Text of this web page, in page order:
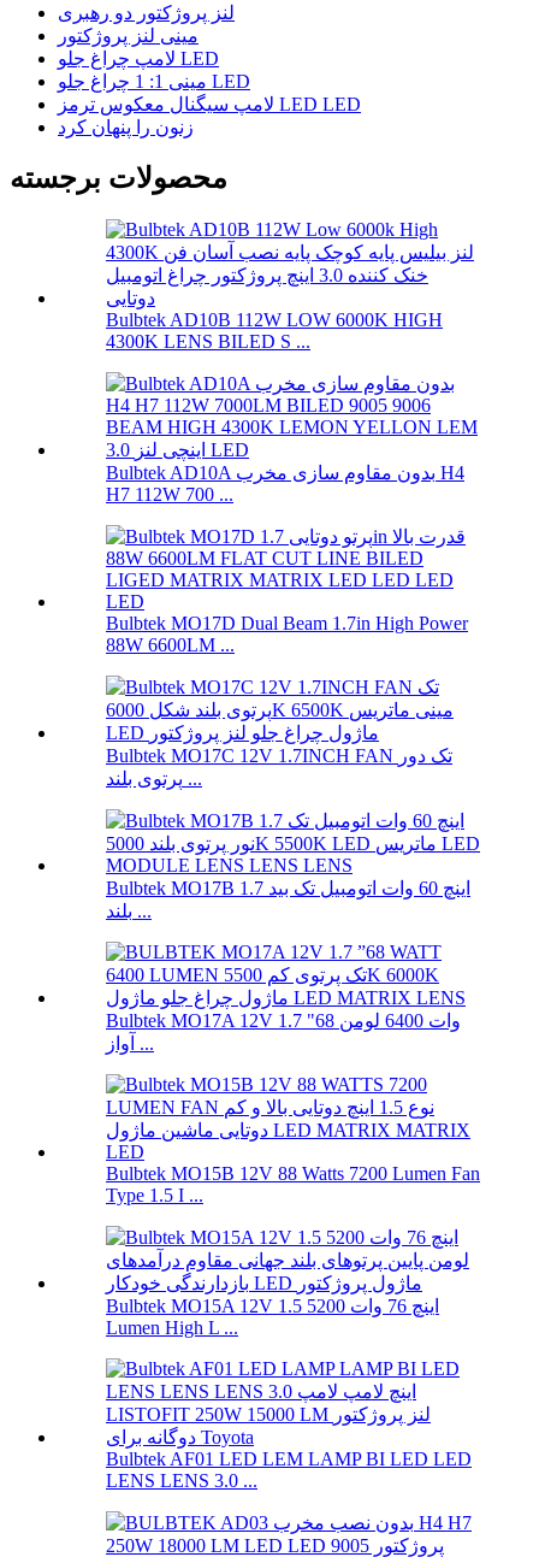
لنز پروژکتور دو رهبری
مینی لنز پروژکتور
لامپ چراغ جلو LED
مینی 1: 1 چراغ جلو LED
لامپ سیگنال معکوس ترمز LED LED
زنون را پنهان کرد
محصولات برجسته
Bulbtek AD10B 112W LOW 6000K HIGH
4300K ​​LENS BILED S ...
Bulbtek AD10A بدون مقاوم سازی مخرب H4
H7 112W 700 ...
Bulbtek MO17D Dual Beam 1.7in High Power
88W 6600LM ...
Bulbtek MO17C 12V 1.7INCH FAN تک دور
پرتوی بلند ...
Bulbtek MO17B 1.7 اینچ 60 وات اتومبیل تک بید
بلند ...
Bulbtek MO17A 12V 1.7 "68 وات 6400 لومن
آواز ...
Bulbtek MO15B 12V 88 Watts 7200 Lumen Fan
Type 1.5 I ...
Bulbtek MO15A 12V 1.5 اینچ 76 وات 5200
Lumen High L ...
Bulbtek AF01 LED LEM LAMP BI LED LED
LENS LENS 3.0 ...